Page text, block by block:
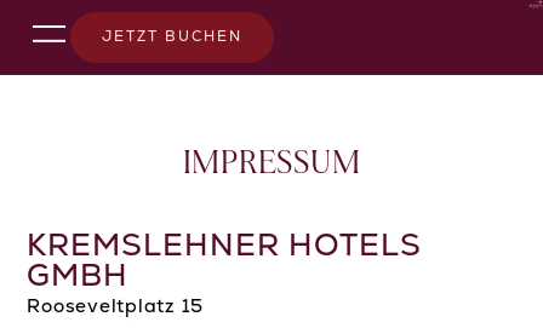
JETZT BUCHEN
IMPRESSUM
KREMSLEHNER HOTELS
GMBH
Rooseveltplatz 15